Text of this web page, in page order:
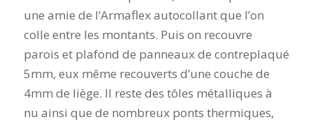
une amie de l’Armaflex autocollant que l’on
colle entre les montants. Puis on recouvre
parois et plafond de panneaux de contreplaqué
5mm, eux même recouverts d’une couche de
4mm de liège. Il reste des tôles métalliques à
nu ainsi que de nombreux ponts thermiques,